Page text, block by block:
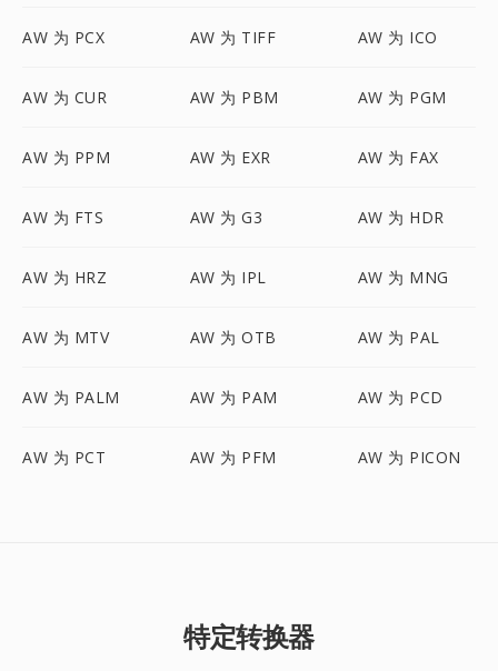
AW 为 PCX AW 为 TIFF AW 为 ICO
AW 为 CUR AW 为 PBM AW 为 PGM
AW 为 PPM AW 为 EXR AW 为 FAX
AW 为 FTS AW 为 G3 AW 为 HDR
AW 为 HRZ AW 为 IPL AW 为 MNG
AW 为 MTV AW 为 OTB AW 为 PAL
AW 为 PALM AW 为 PAM AW 为 PCD
AW 为 PCT AW 为 PFM AW 为 PICON
特定转换器